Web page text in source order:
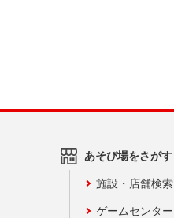
あそび場をさがす
施設・店舗検索
ゲームセンター